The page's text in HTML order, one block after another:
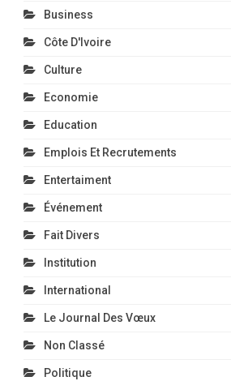
Business
Côte D'Ivoire
Culture
Economie
Education
Emplois Et Recrutements
Entertaiment
Événement
Fait Divers
Institution
International
Le Journal Des Vœux
Non Classé
Politique